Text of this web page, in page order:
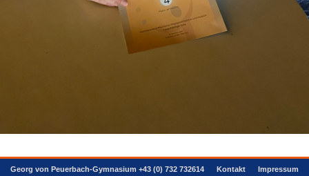
Georg von Peuerbach-Gymnasium +43 (0) 732 732614 Kontakt Impressum